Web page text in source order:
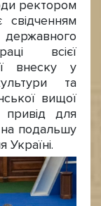
ректором
свідченням
всієї
внеску у
та
вищої
для
подальшу
Україні.